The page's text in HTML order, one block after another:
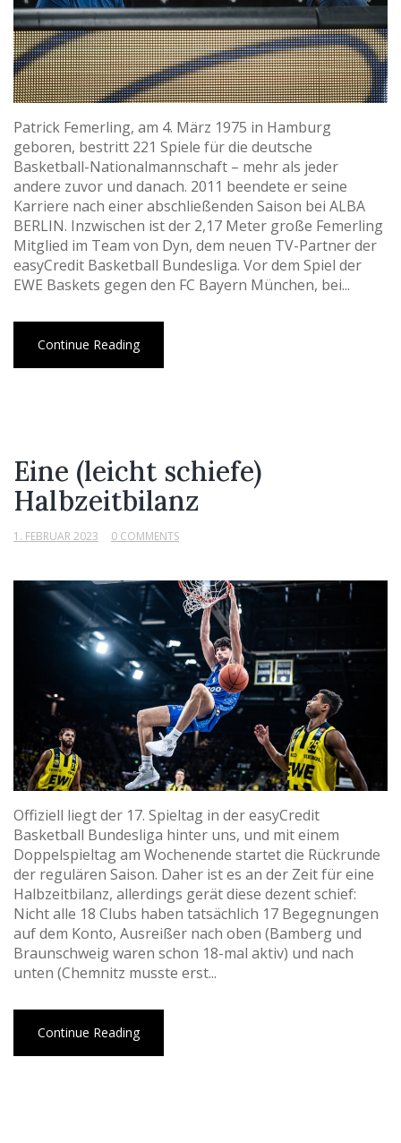
Patrick Femerling, am 4. März 1975 in Hamburg
geboren, bestritt 221 Spiele für die deutsche
Basketball-Nationalmannschaft – mehr als jeder
andere zuvor und danach. 2011 beendete er seine
Karriere nach einer abschließenden Saison bei ALBA
BERLIN. Inzwischen ist der 2,17 Meter große Femerling
Mitglied im Team von Dyn, dem neuen TV-Partner der
easyCredit Basketball Bundesliga. Vor dem Spiel der
EWE Baskets gegen den FC Bayern München, bei...
Continue Reading
Eine (leicht schiefe)
Halbzeitbilanz
1. FEBRUAR 2023 0 COMMENTS
Offiziell liegt der 17. Spieltag in der easyCredit
Basketball Bundesliga hinter uns, und mit einem
Doppelspieltag am Wochenende startet die Rückrunde
der regulären Saison. Daher ist es an der Zeit für eine
Halbzeitbilanz, allerdings gerät diese dezent schief:
Nicht alle 18 Clubs haben tatsächlich 17 Begegnungen
auf dem Konto, Ausreißer nach oben (Bamberg und
Braunschweig waren schon 18-mal aktiv) und nach
unten (Chemnitz musste erst...
Continue Reading